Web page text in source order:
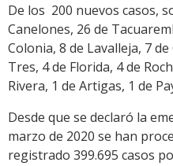
De los 200 nuevos casos,
Canelones, 26 de
Colonia, 8 de Lavalleja, 7
Tres, 4 de Florida, 4 de
Rivera, 1 de Artigas, 1 de
Desde que se declaró la
marzo de 2020 se han
registrado 399.695 casos